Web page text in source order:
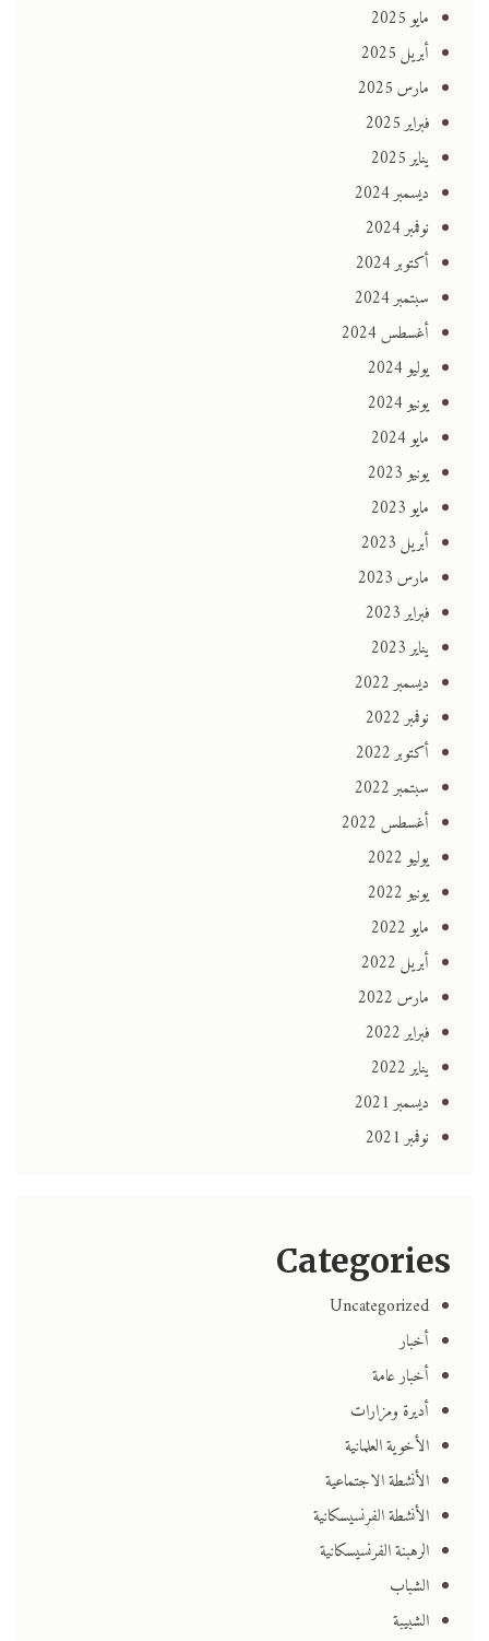
مايو 2025
أبريل 2025
مارس 2025
فبراير 2025
يناير 2025
ديسمبر 2024
نوفمبر 2024
أكتوبر 2024
سبتمبر 2024
أغسطس 2024
يوليو 2024
يونيو 2024
مايو 2024
يونيو 2023
مايو 2023
أبريل 2023
مارس 2023
فبراير 2023
يناير 2023
ديسمبر 2022
نوفمبر 2022
أكتوبر 2022
سبتمبر 2022
أغسطس 2022
يوليو 2022
يونيو 2022
مايو 2022
أبريل 2022
مارس 2022
فبراير 2022
يناير 2022
ديسمبر 2021
نوفمبر 2021
Categories
Uncategorized
أخبار
أخبار عامة
أديرة ومزارات
الأخوية العلمانية
الأنشطة الاجتماعية
الأنشطة الفرنسيسكانية
الرهبنة الفرنسيسكانية
الشباب
الشبيبة